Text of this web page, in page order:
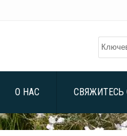
О НАС СВЯЖИТЕСЬ